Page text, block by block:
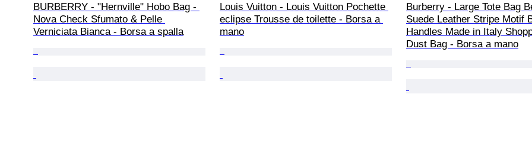
BURBERRY - "Hernville" Hobo Bag -
Nova Check Sfumato & Pelle
Verniciata Bianca - Borsa a spalla
Louis Vuitton - Louis Vuitton Pochette
eclipse Trousse de toilette - Borsa a
mano
Burberry - Large Tote Bag
Suede Leather Stripe Motif
Handles Made in Italy
Dust Bag - Borsa a mano